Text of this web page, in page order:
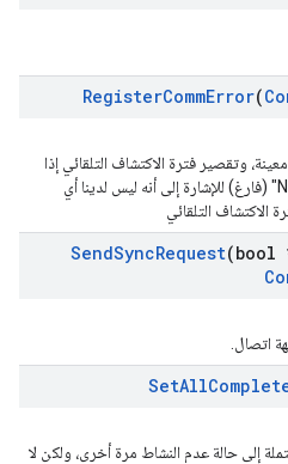
RegisterCommError(
وتقصير فترة الاكتشاف التلقائي إذا
لزم الأمر، ويمكن أن تكون قيمة "NULL" (فارغ) للإشارة إلى أنه ليس لدينا أي
التلقائي
SendSyncRequest
اتصال.
SetAll
إلى حالة عدم النشاط مرة أخرى، ولكن لا